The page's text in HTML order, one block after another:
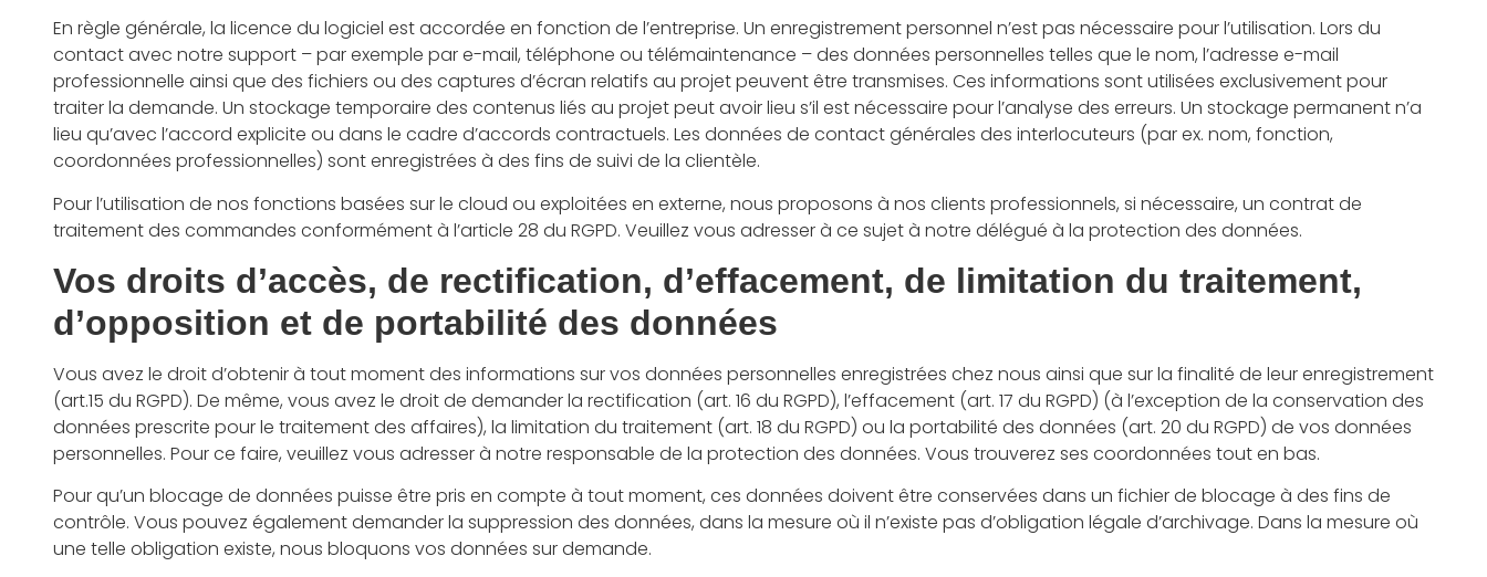
En règle générale, la licence du logiciel est accordée en fonction de l’entreprise. Un enregistrement personnel n’est pas nécessaire pour l’utilisation. Lors du
contact avec notre support – par exemple par e-mail, téléphone ou télémaintenance – des données personnelles telles que le nom, l’adresse e-mail
professionnelle ainsi que des fichiers ou des captures d’écran relatifs au projet peuvent être transmises. Ces informations sont utilisées exclusivement pour
traiter la demande. Un stockage temporaire des contenus liés au projet peut avoir lieu s’il est nécessaire pour l’analyse des erreurs. Un stockage permanent n’a
lieu qu’avec l’accord explicite ou dans le cadre d’accords contractuels. Les données de contact générales des interlocuteurs (par ex. nom, fonction,
coordonnées professionnelles) sont enregistrées à des fins de suivi de la clientèle.
Pour l’utilisation de nos fonctions basées sur le cloud ou exploitées en externe, nous proposons à nos clients professionnels, si nécessaire, un contrat de
traitement des commandes conformément à l’article 28 du RGPD. Veuillez vous adresser à ce sujet à notre délégué à la protection des données.
Vos droits d’accès, de rectification, d’effacement, de limitation du traitement,
d’opposition et de portabilité des données
Vous avez le droit d’obtenir à tout moment des informations sur vos données personnelles enregistrées chez nous ainsi que sur la finalité de leur enregistrement
(art.15 du RGPD). De même, vous avez le droit de demander la rectification (art. 16 du RGPD), l’effacement (art. 17 du RGPD) (à l’exception de la conservation des
données prescrite pour le traitement des affaires), la limitation du traitement (art. 18 du RGPD) ou la portabilité des données (art. 20 du RGPD) de vos données
personnelles. Pour ce faire, veuillez vous adresser à notre responsable de la protection des données. Vous trouverez ses coordonnées tout en bas.
Pour qu’un blocage de données puisse être pris en compte à tout moment, ces données doivent être conservées dans un fichier de blocage à des fins de
contrôle. Vous pouvez également demander la suppression des données, dans la mesure où il n’existe pas d’obligation légale d’archivage. Dans la mesure où
une telle obligation existe, nous bloquons vos données sur demande.